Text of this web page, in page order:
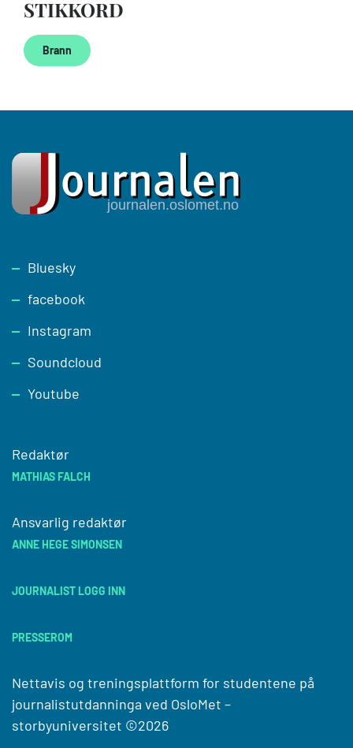
STIKKORD
Brann
Footer
Bluesky
facebook
Instagram
Soundcloud
Youtube
Redaktør
MATHIAS FALCH
Ansvarlig redaktør
ANNE HEGE SIMONSEN
JOURNALIST LOGG INN
PRESSEROM
Nettavis og treningsplattform for studentene på
journalistutdanninga ved OsloMet –
storbyuniversitet ©2026